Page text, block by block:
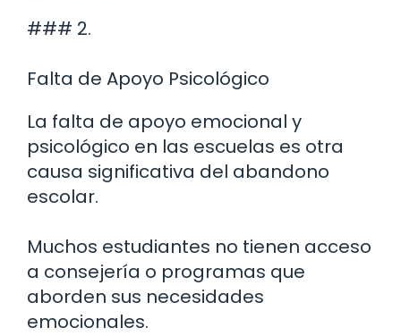
### 2.
Falta de Apoyo Psicológico
La falta de apoyo emocional y
psicológico en las escuelas es otra
causa significativa del abandono
escolar.
Muchos estudiantes no tienen acceso
a consejería o programas que
aborden sus necesidades
emocionales.